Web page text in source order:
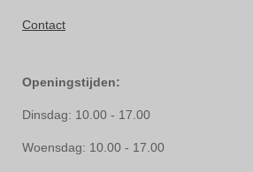
Contact
Openingstijden:
Dinsdag: 10.00 - 17.00
Woensdag: 10.00 - 17.00